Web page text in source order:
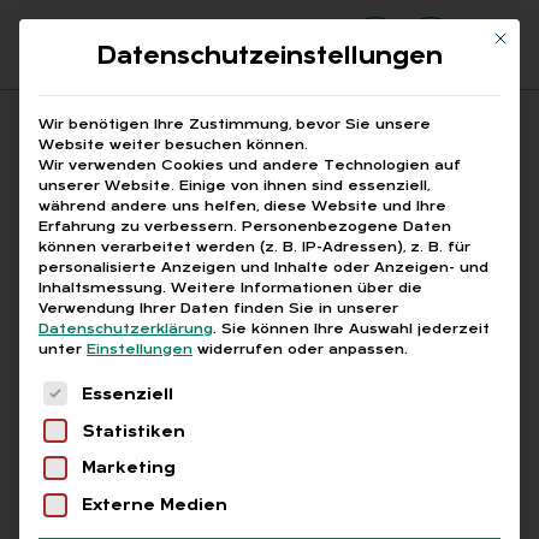
Suchfeld
Suchen
Breadcrumb-Navigation
STARTSEITE
PRINTAUSGABEN
TITELTHEMA: JAHRESWECHSEL 2021/2022
STIER MEINT …!
Free
Stier meint …!
Schon lange wissen wir, dass in der
Mit
Datenschutzeinstellungen
Wir benötigen Ihre Zustimmung, bevor Sie unsere
Website weiter besuchen können.
Wir verwenden Cookies und andere Technologien auf
unserer Website. Einige von ihnen sind essenziell,
während andere uns helfen, diese Website und Ihre
Erfahrung zu verbessern. Personenbezogene Daten
können verarbeitet werden (z. B. IP-Adressen), z. B. für
personalisierte Anzeigen und Inhalte oder Anzeigen- und
Inhaltsmessung. Weitere Informationen über die
Verwendung Ihrer Daten finden Sie in unserer
Datenschutzerklärung. Sie können Ihre Auswahl jederzeit
unter Einstellungen widerrufen oder anpassen.
Es folgt eine Liste der Service-Gruppen, für
Essenziell
Statistiken
Marketing
Externe Medien